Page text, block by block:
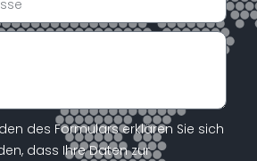
des Formulars erklären Sie sich
dass Ihre Daten zur